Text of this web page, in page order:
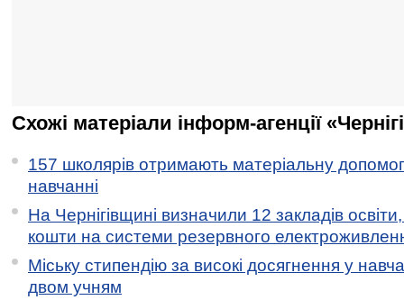
Схожі матеріали інформ-агенції
157 школярів отримають матеріальну
навчанні
На Чернігівщині визначили 12 закладів
кошти на системи резервного
Міську стипендію за високі досягнення у
двом учням